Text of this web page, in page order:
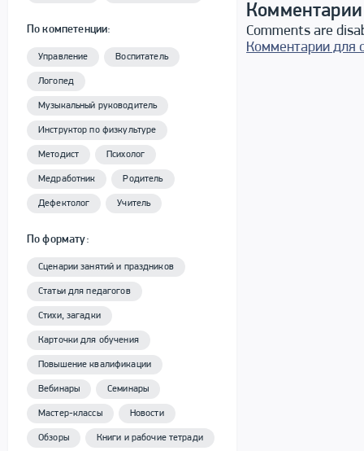
По компетенции:
Управление Воспитатель
Логопед
Музыкальный руководитель
Инструктор по физкультуре
Методист Психолог
Медработник Родитель
Дефектолог Учитель
По формату:
Сценарии занятий и праздников
Статьи для педагогов
Стихи, загадки
Карточки для обучения
Повышение квалификации
Вебинары Семинары
Мастер-классы Новости
Обзоры Книги и рабочие тетради
Comments are
Комментарии для